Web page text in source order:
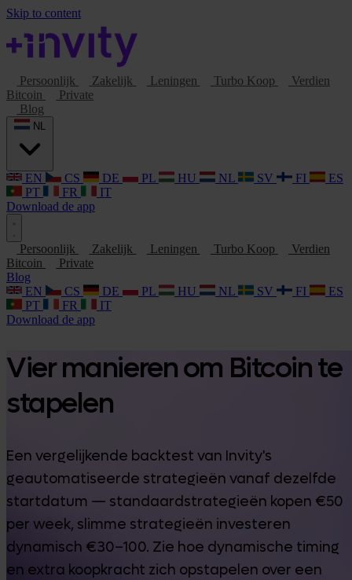
Skip to content
Persoonlijk Zakelijk Leningen Turbo Koop
Verdien
Bitcoin
Private
Blog
EN CS DE PL HU NL SV FI
ES
PT
FR
IT
Download de app
Persoonlijk Zakelijk Leningen Turbo Koop
Verdien
Bitcoin
Private
Blog
EN
CS DE PL HU NL SV FI
ES
PT
FR
IT
Download de app
Vier manieren om Bitcoin te
stapelen
Een vergelijkende backtest van Invity's
geautomatiseerde strategieën vanaf dezelfde
startdatum — standaardstrategieën kopen €50
per week, slimme strategieën investeren
dynamisch €30–100. Zie hoe dynamische timing
en extra koopkracht zich opstapelen over een